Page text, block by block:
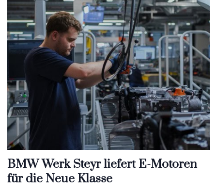
BMW Werk Steyr liefert E-Motoren
für die Neue Klasse